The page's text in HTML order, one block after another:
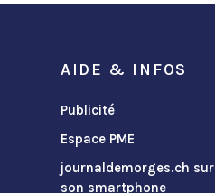
AIDE & INFOS
Publicité
Espace PME
journaldemorges.ch sur
son smartphone